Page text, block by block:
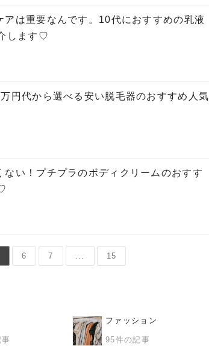
アは重要なんです。10代におすすめの乳液
します♡
円代から選べる安い脱毛器のおすすめ人気
ない！プチプラのボディクリームのおすす
6 7 ... 15
ファッション
95件の記事